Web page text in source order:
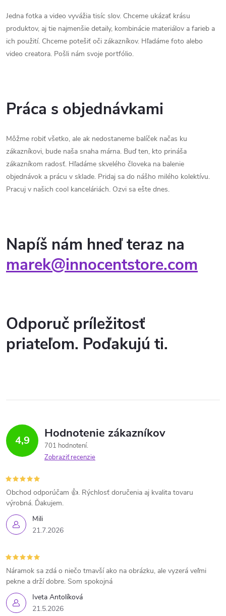
Jedna fotka a video vyvážia tisíc slov. Chceme ukázať krásu
produktov, aj tie najmenšie detaily, kombinácie materiálov a farieb a
ich použití. Chceme potešiť oči zákazníkov. Hľadáme foto alebo
video creatora. Pošli nám svoje portfólio.
Práca s objednávkami
Môžme robiť všetko, ale ak nedostaneme balíček načas ku
zákazníkovi, bude naša snaha márna. Buď ten, kto prináša
zákazníkom radosť. Hľadáme skvelého človeka na balenie
objednávok a prácu v sklade. Pridaj sa do nášho milého kolektívu.
Pracuj v našich cool kanceláriách. Ozvi sa ešte dnes.
Napíš nám hneď teraz na
marek@innocentstore.com
Odporuč príležitosť
priateľom. Poďakujú ti.
4,9 Hodnotenie zákazníkov
701 hodnotení
Zobraziť recenzie
Mili
21.7.2026
Obchod odporúčam 👍. Rýchlosť doručenia aj kvalita tovaru
výrobná. Ďakujem.
Iveta Antolíková
21.5.2026
Náramok sa zdá o niečo tmavší ako na obrázku, ale vyzerá veľmi
pekne a drží dobre. Som spokojná